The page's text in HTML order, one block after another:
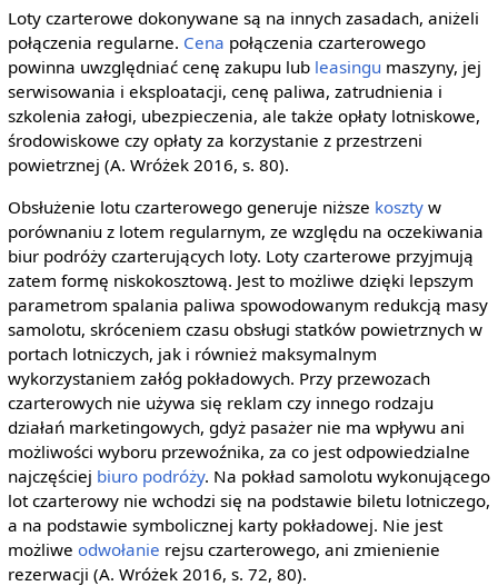
Loty czarterowe dokonywane są na innych zasadach, aniżeli
połączenia regularne. Cena połączenia czarterowego
powinna uwzględniać cenę zakupu lub leasingu maszyny, jej
serwisowania i eksploatacji, cenę paliwa, zatrudnienia i
szkolenia załogi, ubezpieczenia, ale także opłaty lotniskowe,
środowiskowe czy opłaty za korzystanie z przestrzeni
powietrznej (A. Wróżek 2016, s. 80).
Obsłużenie lotu czarterowego generuje niższe kosztyw
porównaniu z lotem regularnym, ze względu na oczekiwania
biur podróży czarterujących loty. Loty czarterowe przyjmują
zatem formę niskokosztową. Jest to możliwe dzięki lepszym
parametrom spalania paliwa spowodowanym redukcją masy
samolotu, skróceniem czasu obsługi statków powietrznych w
portach lotniczych, jak i również maksymalnym
wykorzystaniem załóg pokładowych. Przy przewozach
czarterowych nie używa się reklam czy innego rodzaju
działań marketingowych, gdyż pasażer nie ma wpływu ani
możliwości wyboru przewoźnika, za co jest odpowiedzialne
najczęściej biuro podróży. Na pokład samolotu wykonującego
lot czarterowy nie wchodzi się na podstawie biletu lotniczego,
a na podstawie symbolicznej karty pokładowej. Nie jest
możliwe odwołanie rejsu czarterowego, ani zmienienie
rezerwacji (A. Wróżek 2016, s. 72, 80).